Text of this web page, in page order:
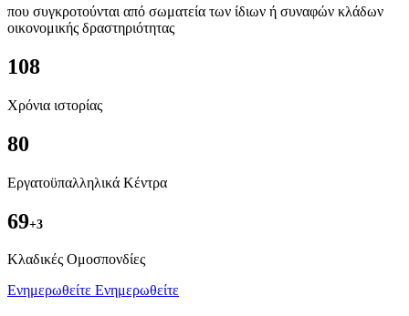
που συγκροτούνται από σωματεία των ίδιων ή συναφών κλάδων
οικονομικής δραστηριότητας
108
Χρόνια ιστορίας
80
Εργατοϋπαλληλικά Κέντρα
69+3
Kλαδικές Ομοσπονδίες
Ενημερωθείτε Ενημερωθείτε